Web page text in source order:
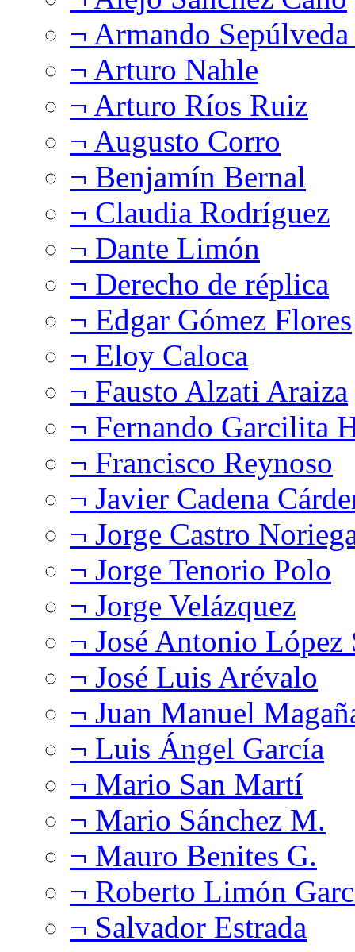
¬ Armando
¬ Arturo Nahle
¬ Arturo Ríos Ruiz
¬ Augusto Corro
¬ Benjamín Bernal
¬ Claudia Rodríguez
¬ Dante Limón
¬ Derecho de réplica
¬ Edgar Gómez Flores
¬ Eloy Caloca
¬ Fausto Alzati Araiza
¬ Fernando Garcilita
¬ Francisco Reynoso
¬ Javier Cadena
¬ Jorge Castro
¬ Jorge Tenorio Polo
¬ Jorge Velázquez
¬ José Antonio López
¬ José Luis Arévalo
¬ Juan Manuel
¬ Luis Ángel García
¬ Mario San Martí
¬ Mario Sánchez M.
¬ Mauro Benites G.
¬ Roberto Limón
¬ Salvador Estrada